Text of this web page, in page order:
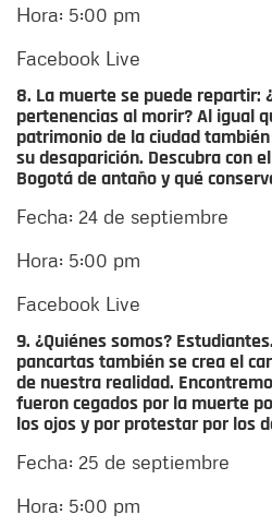
Hora: 5:00 pm
Facebook Live
8. La muerte se puede repartir:
pertenencias al morir? Al igual
patrimonio de la ciudad
su desaparición. Descubra con
Bogotá de antaño y qué
Fecha: 24 de septiembre
Hora: 5:00 pm
Facebook Live
9. ¿Quiénes somos?
pancartas también se crea el
de nuestra realidad.
fueron cegados por la muerte
los ojos y por protestar por los
Fecha: 25 de septiembre
Hora: 5:00 pm